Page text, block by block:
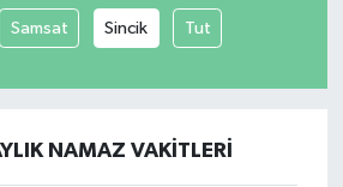
Samsat Sincik Tut
NAMAZ VAKITLERI